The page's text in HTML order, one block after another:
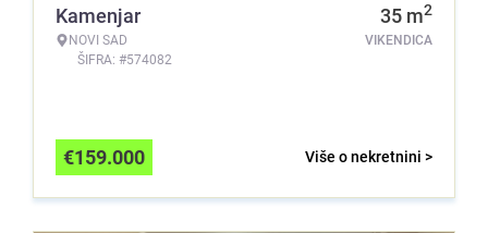
Kamenjar
NOVI SAD
ŠIFRA: #574082
35 m2
VIKENDICA
Više o nekretnini >
€159.000